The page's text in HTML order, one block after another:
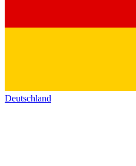
Deutschland